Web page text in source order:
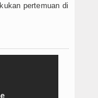
pertemuan di